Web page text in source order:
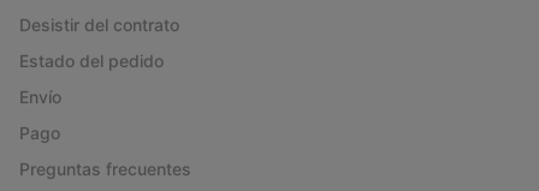
Desistir del contrato
Estado del pedido
Envío
Pago
Preguntas frecuentes